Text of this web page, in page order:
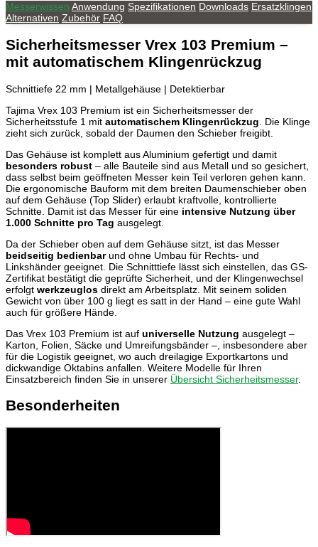
Messerwissen Anwendung Spezifikationen Downloads Ersatzklingen
Alternativen Zubehör FAQ
Sicherheitsmesser Vrex 103 Premium –
mit automatischem Klingenrückzug
Schnittiefe 22 mm | Metallgehäuse | Detektierbar
Tajima Vrex 103 Premium ist ein Sicherheitsmesser der
Sicherheitsstufe 1 mit automatischem Klingenrückzug . Die Klinge
zieht sich zurück, sobald der Daumen den Schieber freigibt.
Das Gehäuse ist komplett aus Aluminium gefertigt und damit
besonders robust – alle Bauteile sind aus Metall und so gesichert,
dass selbst beim geöffneten Messer kein Teil verloren gehen kann.
Die ergonomische Bauform mit dem breiten Daumenschieber oben
auf dem Gehäuse (Top Slider) erlaubt kraftvolle, kontrollierte
Schnitte. Damit ist das Messer für eine intensive Nutzung über
1.000 Schnitte pro Tag ausgelegt.
Da der Schieber oben auf dem Gehäuse sitzt, ist das Messer
beidseitig bedienbarund ohne Umbau für Rechts- und
Linkshänder geeignet. Die Schnitttiefe lässt sich einstellen, das GS-
Zertifikat bestätigt die geprüfte Sicherheit, und der Klingenwechsel
erfolgt werkzeuglos direkt am Arbeitsplatz. Mit seinem soliden
Gewicht von über 100 g liegt es satt in der Hand – eine gute Wahl
auch für größere Hände.
Das Vrex 103 Premium ist auf universelle Nutzung ausgelegt –
Karton, Folien, Säcke und Umreifungsbänder –, insbesondere aber
für die Logistik geeignet, wo auch dreilagige Exportkartons und
dickwandige Oktabins anfallen. Weitere Modelle für Ihren
Einsatzbereich finden Sie in unserer Übersicht Sicherheitsmesser.
Besonderheiten